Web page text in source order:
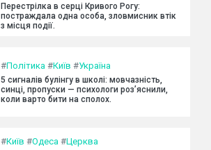
Перестрілка в серці Кривого Рогу:
постраждала одна особа, зловмисник втік
з місця події.
#Політика #Київ #Україна
5 сигналів булінгу в школі: мовчазність,
синці, пропуски — психологи роз’яснили,
коли варто бити на сполох.
#Київ #Одеса #Церква